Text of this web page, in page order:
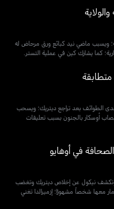
ويسبب ماضي نيد كبائع ورق مرحاض له
كما يشارك كين في عملية التستر.
الطوائف بعد تراجع ديتريك؛ ويسحب
أوسكار بالجنون بسبب تعليقات
وتكشف نيكول عن إخلاص ديتريك وتغضب
معها شخصاً مشهورًا؛ إزميرالدا تغني